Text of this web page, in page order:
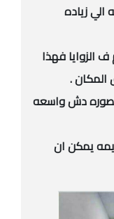
الي زياده
ف الزوايا فهذا
.
دش واسعه
يمكن ان